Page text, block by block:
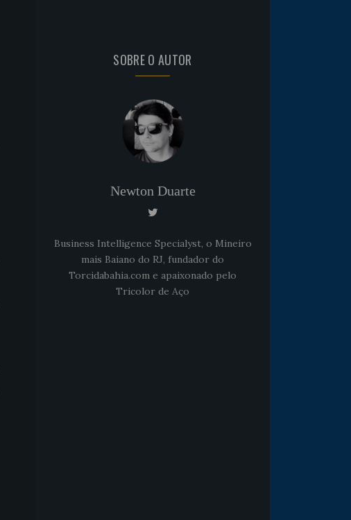
SOBRE O AUTOR
Newton Duarte
Business Intelligence Specialyst, o Mineiro
mais Baiano do RJ, fundador do
Torcidabahia.com e apaixonado pelo
Tricolor de Aço